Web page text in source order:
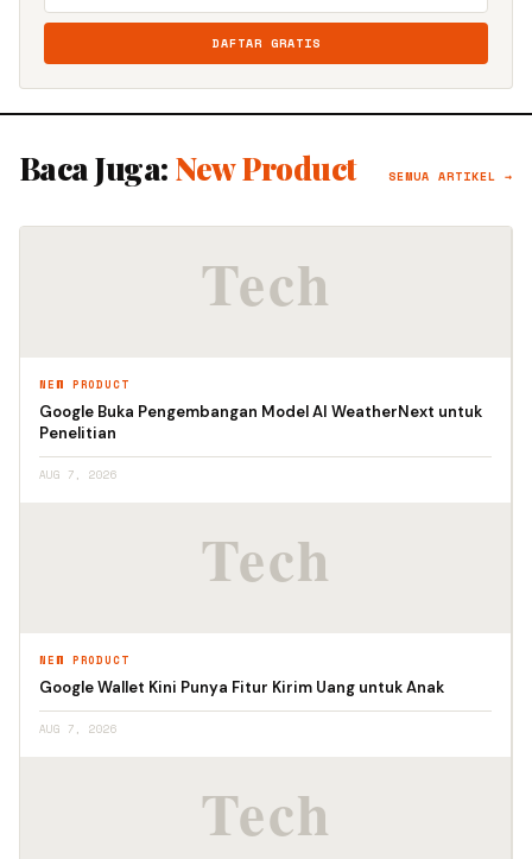
DAFTAR GRATIS
Baca Juga: New Product SEMUA ARTIKEL →
NEW PRODUCT
Google Buka Pengembangan Model AI WeatherNext untuk
Penelitian
AUG 7, 2026
NEW PRODUCT
Google Wallet Kini Punya Fitur Kirim Uang untuk Anak
AUG 7, 2026